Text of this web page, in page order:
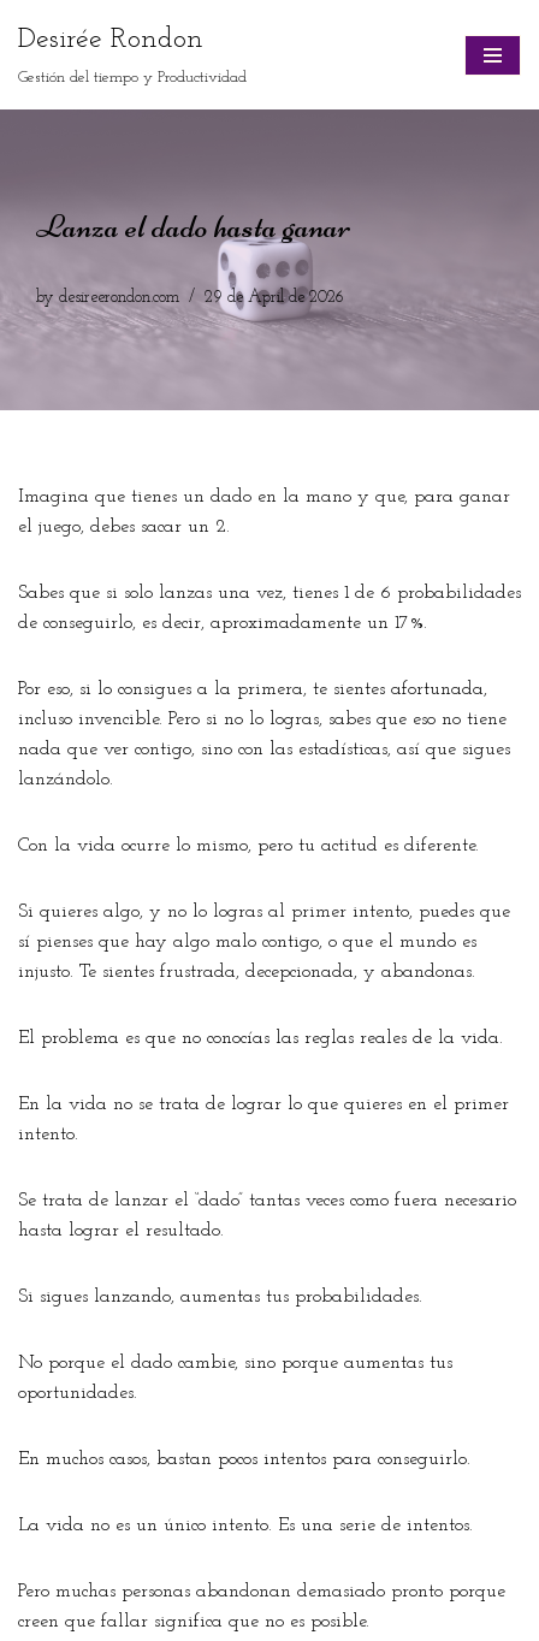
Desirée Rondon
Gestión del tiempo y Productividad
Lanza el dado hasta ganar
by desireerondon.com 29 de April de 2026
Imagina que tienes un dado en la mano y que, para ganar
el juego, debes sacar un 2.
Sabes que si solo lanzas una vez, tienes 1 de 6 probabilidades
de conseguirlo, es decir, aproximadamente un 17%.
Por eso, si lo consigues a la primera, te sientes afortunada,
incluso invencible. Pero si no lo logras, sabes que eso no tiene
nada que ver contigo, sino con las estadísticas, así que sigues
lanzándolo.
Con la vida ocurre lo mismo, pero tu actitud es diferente.
Si quieres algo, y no lo logras al primer intento, puedes que
sí pienses que hay algo malo contigo, o que el mundo es
injusto. Te sientes frustrada, decepcionada, y abandonas.
El problema es que no conocías las reglas reales de la vida.
En la vida no se trata de lograr lo que quieres en el primer
intento.
Se trata de lanzar el “dado” tantas veces como fuera necesario
hasta lograr el resultado.
Si sigues lanzando, aumentas tus probabilidades.
No porque el dado cambie, sino porque aumentas tus
oportunidades.
En muchos casos, bastan pocos intentos para conseguirlo.
La vida no es un único intento. Es una serie de intentos.
Pero muchas personas abandonan demasiado pronto porque
creen que fallar significa que no es posible.